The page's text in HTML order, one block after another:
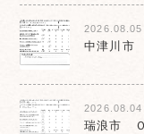
2026.08.05
中津川市
2026.08.04
瑞浪市